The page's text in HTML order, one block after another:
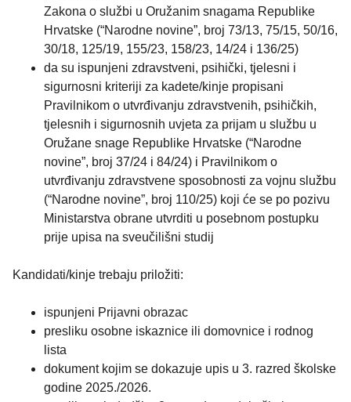
Zakona o službi u Oružanim snagama Republike
Hrvatske (“Narodne novine”, broj 73/13, 75/15, 50/16,
30/18, 125/19, 155/23, 158/23, 14/24 i 136/25)
da su ispunjeni zdravstveni, psihički, tjelesni i
sigurnosni kriteriji za kadete/kinje propisani
Pravilnikom o utvrđivanju zdravstvenih, psihičkih,
tjelesnih i sigurnosnih uvjeta za prijam u službu u
Oružane snage Republike Hrvatske (“Narodne
novine”, broj 37/24 i 84/24) i Pravilnikom o
utvrđivanju zdravstvene sposobnosti za vojnu službu
(“Narodne novine”, broj 110/25) koji će se po pozivu
Ministarstva obrane utvrditi u posebnom postupku
prije upisa na sveučilišni studij
Kandidati/kinje trebaju priložiti:
ispunjeni Prijavni obrazac
presliku osobne iskaznice ili domovnice i rodnog
lista
dokument kojim se dokazuje upis u 3. razred školske
godine 2025./2026.